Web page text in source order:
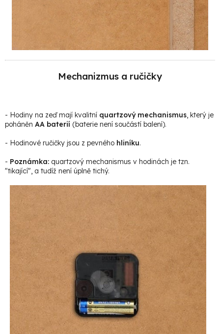
Mechanizmus a ručičky
- Hodiny na zeď mají kvalitní quartzový mechanismus, který je
poháněn AA baterií (baterie není součástí balení).
- Hodinové ručičky jsou z pevného hliníku.
- Poznámka: quartzový mechanismus v hodinách je tzn.
"tikající", a tudíž není úplně tichý.